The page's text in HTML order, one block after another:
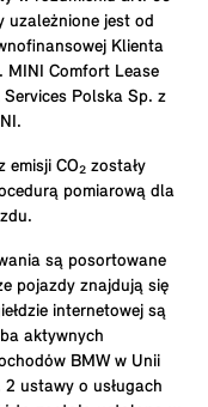
uzależnione jest od
Klienta
MINI Comfort Lease
Polska Sp. z
CO₂ zostały
pomiarową dla
są posortowane
pojazdy znajdują się
internetowej są
aktywnych
BMW w Unii
ustawy o usługach